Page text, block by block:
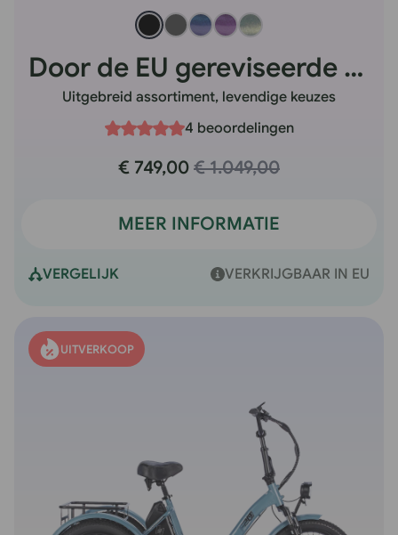
Door de EU gereviseerde F20 Pro
Uitgebreid assortiment, levendige keuzes
4 beoordelingen
€ 749,00 € 1.049,00
MEER INFORMATIE
VERGELIJK VERKRIJGBAAR IN EU
UITVERKOOP